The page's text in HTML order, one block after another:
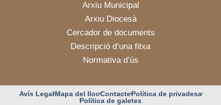
Arxiu Municipal
Arxiu Diocesà
Cercador de documents
Descripció d’una fitxa
Normativa d’ús
Avís LegalMapa del llocContactePolítica de privadesa
Política de galetes